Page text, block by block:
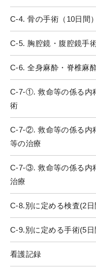
C-4. 骨の手術（10日間）
C-5. 胸腔鏡・腹腔鏡手
C-6. 全身麻酔・脊椎麻
C-7-①. 救命等の係る内
術
C-7-②. 救命等の係る内
等の治療
C-7-③. 救命等の係る内
治療
C-8.別に定める検査(2日
C-9.別に定める手術(5日
看護記録